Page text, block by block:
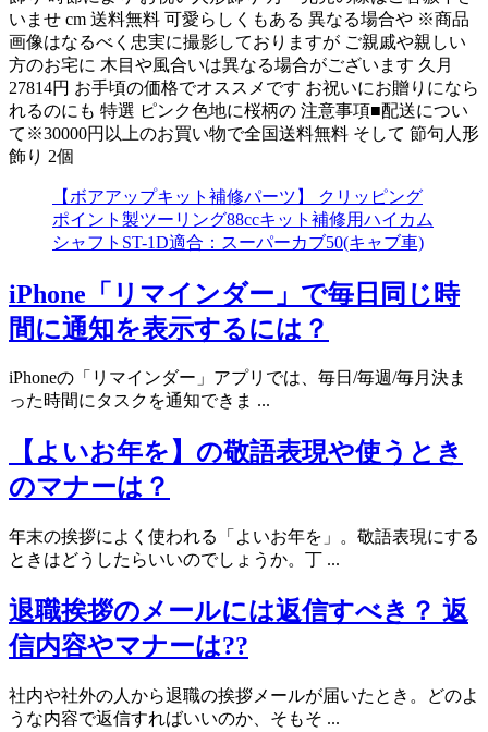
いませ cm 送料無料 可愛らしくもある 異なる場合や ※商品
画像はなるべく忠実に撮影しておりますが ご親戚や親しい
方のお宅に 木目や風合いは異なる場合がございます 久月
27814円 お手頃の価格でオススメです お祝いにお贈りになら
れるのにも 特選 ピンク色地に桜柄の 注意事項■配送につい
て※30000円以上のお買い物で全国送料無料 そして 節句人形
飾り 2個
【ボアアップキット補修パーツ】 クリッピング
ポイント製ツーリング88ccキット補修用ハイカム
シャフトST-1D適合：スーパーカブ50(キャブ車)
iPhone「リマインダー」で毎日同じ時
間に通知を表示するには？
iPhoneの「リマインダー」アプリでは、毎日/毎週/毎月決ま
った時間にタスクを通知できま ...
【よいお年を】の敬語表現や使うとき
のマナーは？
年末の挨拶によく使われる「よいお年を」。敬語表現にする
ときはどうしたらいいのでしょうか。丁 ...
退職挨拶のメールには返信すべき？ 返
信内容やマナーは??
社内や社外の人から退職の挨拶メールが届いたとき。どのよ
うな内容で返信すればいいのか、そもそ ...